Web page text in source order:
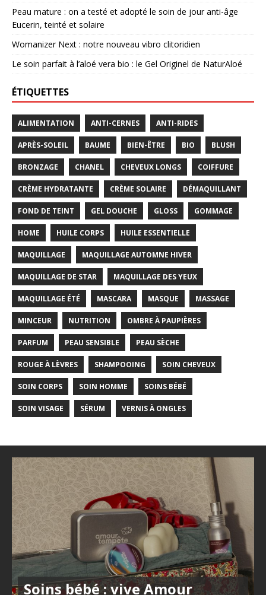
Peau mature : on a testé et adopté le soin de jour anti-âge
Eucerin, teinté et solaire
Womanizer Next : notre nouveau vibro clitoridien
Le soin parfait à l’aloé vera bio : le Gel Originel de NaturAloé
ÉTIQUETTES
ALIMENTATION ANTI-CERNES ANTI-RIDES
APRÈS-SOLEIL BAUME BIEN-ÊTRE BIO BLUSH
BRONZAGE CHANEL CHEVEUX LONGS COIFFURE
CRÈME HYDRATANTE CRÈME SOLAIRE DÉMAQUILLANT
FOND DE TEINT GEL DOUCHE GLOSS GOMMAGE
HOME HUILE CORPS HUILE ESSENTIELLE
MAQUILLAGE MAQUILLAGE AUTOMNE HIVER
MAQUILLAGE DE STAR MAQUILLAGE DES YEUX
MAQUILLAGE ÉTÉ MASCARA MASQUE MASSAGE
MINCEUR NUTRITION OMBRE À PAUPIÈRES
PARFUM PEAU SENSIBLE PEAU SÈCHE
ROUGE À LÈVRES SHAMPOOING SOIN CHEVEUX
SOIN CORPS SOIN HOMME SOINS BÉBÉ
SOIN VISAGE SÉRUM VERNIS À ONGLES
Soins bébé : vive Amour